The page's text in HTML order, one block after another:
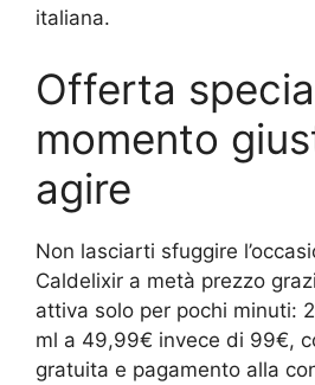
italiana.
Offerta
momento
agire
Non lasciarti sfuggire
Caldelixir a metà prezzo
attiva solo per pochi minuti:
ml a 49,99€ invece di 99€,
gratuita e pagamento alla